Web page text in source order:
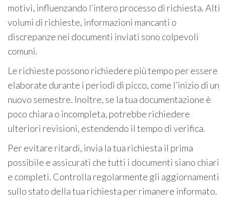
motivi, influenzando l’intero processo di richiesta. Alti
volumi di richieste, informazioni mancanti o
discrepanze nei documenti inviati sono colpevoli
comuni.
Le richieste possono richiedere più tempo per essere
elaborate durante i periodi di picco, come l’inizio di un
nuovo semestre. Inoltre, se la tua documentazione è
poco chiara o incompleta, potrebbe richiedere
ulteriori revisioni, estendendo il tempo di verifica.
Per evitare ritardi, invia la tua richiesta il prima
possibile e assicurati che tutti i documenti siano chiari
e completi. Controlla regolarmente gli aggiornamenti
sullo stato della tua richiesta per rimanere informato.